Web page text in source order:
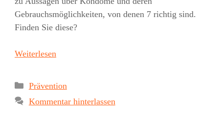
Gebrauchsmöglichkeiten, von denen 7 richtig sind.
Finden Sie diese?
Weiterlesen
Kategorien
Prävention
Kommentar hinterlassen